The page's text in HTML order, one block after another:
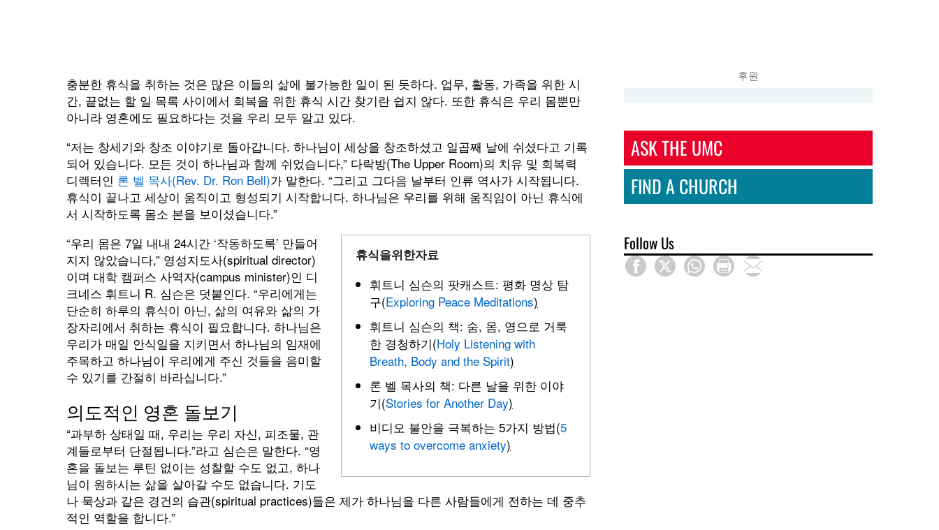
충분한 휴식을 취하는 것은 많은 이들의 삶에 불가능한 일이 된 듯하다. 업무, 활동, 가족을 위한 시
간, 끝없는 할 일 목록 사이에서 회복을 위한 휴식 시간 찾기란 쉽지 않다. 또한 휴식은 우리 몸뿐만
아니라 영혼에도 필요하다는 것을 우리 모두 알고 있다.
“저는 창세기와 창조 이야기로 돌아갑니다. 하나님이 세상을 창조하셨고 일곱째 날에 쉬셨다고 기록
되어 있습니다. 모든 것이 하나님과 함께 쉬었습니다,” 다락방(The Upper Room)의 치유 및 회복력
디렉터인 론 벨 목사(Rev. Dr. Ron Bell)가 말한다. “그리고 그다음 날부터 인류 역사가 시작됩니다.
휴식이 끝나고 세상이 움직이고 형성되기 시작합니다. 하나님은 우리를 위해 움직임이 아닌 휴식에
서 시작하도록 몸소 본을 보이셨습니다.”
휴식을위한자료
휘트니 심슨의 팟캐스트: 평화 명상 탐
구(Exploring Peace Meditations)
휘트니 심슨의 책: 숨, 몸, 영으로 거룩
한 경청하기(Holy Listening with
Breath, Body and the Spirit)
론 벨 목사의 책: 다른 날을 위한 이야
기(Stories for Another Day)
비디오 불안을 극복하는 5가지 방법(5
ways to overcome anxiety)
“우리 몸은 7일 내내 24시간 ‘작동하도록’ 만들어
지지 않았습니다,” 영성지도사(spiritual director)
이며 대학 캠퍼스 사역자(campus minister)인 디
크네스 휘트니 R. 심슨은 덧붙인다. “우리에게는
단순히 하루의 휴식이 아닌, 삶의 여유와 삶의 가
장자리에서 취하는 휴식이 필요합니다. 하나님은
우리가 매일 안식일을 지키면서 하나님의 임재에
주목하고 하나님이 우리에게 주신 것들을 음미할
수 있기를 간절히 바라십니다.”
의도적인 영혼 돌보기
“과부하 상태일 때, 우리는 우리 자신, 피조물, 관
계들로부터 단절됩니다.”라고 심슨은 말한다. “영
혼을 돌보는 루틴 없이는 성찰할 수도 없고, 하나
님이 원하시는 삶을 살아갈 수도 없습니다. 기도
나 묵상과 같은 경건의 습관(spiritual practices)들은 제가 하나님을 다른 사람들에게 전하는 데 중추
적인 역할을 합니다.”
후원
ASK THE UMC
FIND A CHURCH
Follow Us